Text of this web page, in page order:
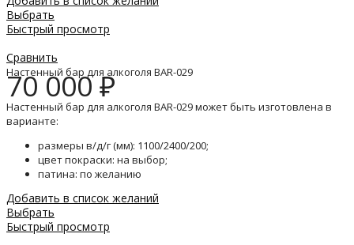
Выбрать
Быстрый просмотр
Сравнить
Настенный бар для алкоголя BAR-029
70 000₽
Настенный бар для алкоголя BAR-029 может быть изготовлена в
варианте:
размеры в/д/г (мм): 1100/2400/200;
цвет покраски: на выбор;
патина: по желанию
Добавить в список желаний
Выбрать
Быстрый просмотр